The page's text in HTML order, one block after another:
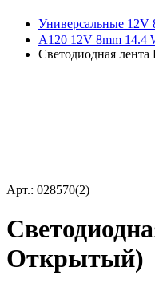
Универсальные 12V
A120 12V 8mm 14.4
Светодиодная
Арт.: 028570(2)
Открытый)